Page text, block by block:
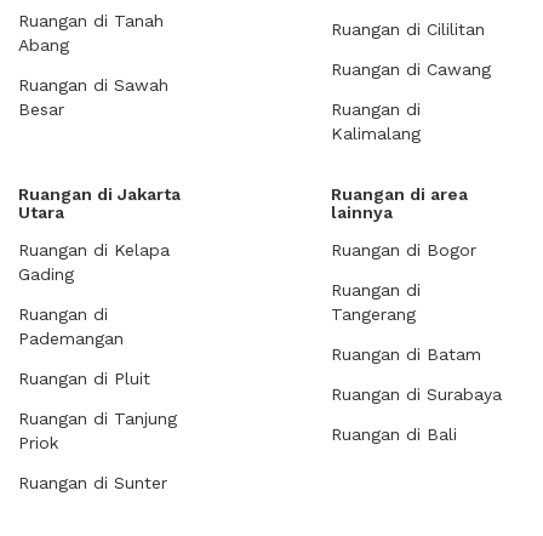
Ruangan di Tanah
Abang
Ruangan di Sawah
Besar
Ruangan di Cililitan
Ruangan di Cawang
Ruangan di
Kalimalang
Ruangan di Jakarta
Utara
Ruangan di Kelapa
Gading
Ruangan di
Pademangan
Ruangan di Pluit
Ruangan di Tanjung
Priok
Ruangan di Sunter
Ruangan di area
lainnya
Ruangan di Bogor
Ruangan di
Tangerang
Ruangan di Batam
Ruangan di Surabaya
Ruangan di Bali